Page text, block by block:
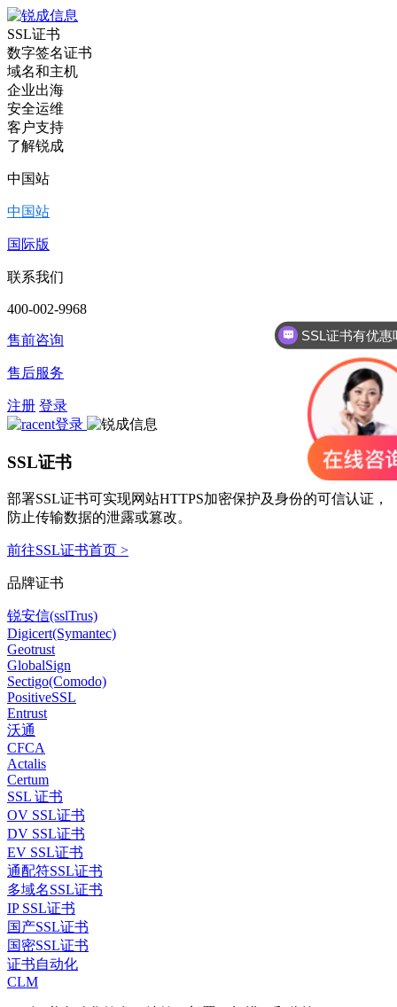
SSL证书
数字签名证书
域名和主机
企业出海
安全运维
客户支持
了解锐成
中国站
中国站
国际版
联系我们
400-002-9968
售前咨询
售后服务
注册 登录
SSL证书
部署SSL证书可实现网站HTTPS加密保护及身份的可信认证，
防止传输数据的泄露或篡改。
前往SSL证书首页 >
品牌证书
锐安信(sslTrus)
Digicert(Symantec)
Geotrust
GlobalSign
Sectigo(Comodo)
PositiveSSL
Entrust
沃通
CFCA
Actalis
Certum
SSL 证书
OV SSL证书
DV SSL证书
EV SSL证书
通配符SSL证书
多域名SSL证书
IP SSL证书
国产SSL证书
国密SSL证书
证书自动化
CLM
代